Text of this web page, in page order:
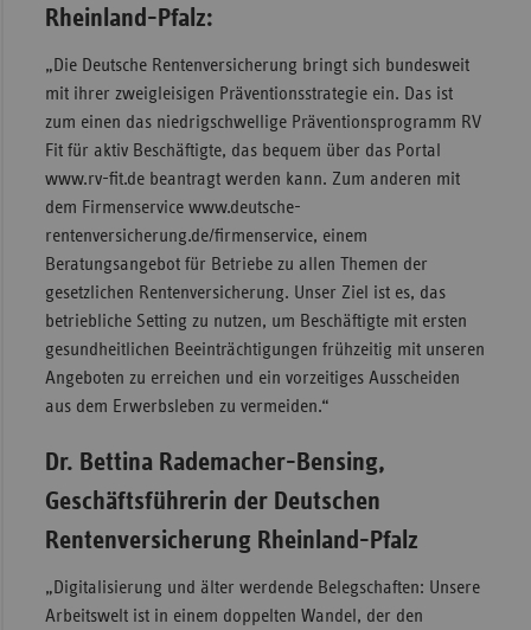
Rheinland-Pfalz:
„Die Deutsche Rentenversicherung bringt sich bundesweit
mit ihrer zweigleisigen Präventionsstrategie ein. Das ist
zum einen das niedrigschwellige Präventionsprogramm RV
Fit für aktiv Beschäftigte, das bequem über das Portal
www.rv-fit.de beantragt werden kann. Zum anderen mit
dem Firmenservice www.deutsche-
rentenversicherung.de/firmenservice, einem
Beratungsangebot für Betriebe zu allen Themen der
gesetzlichen Rentenversicherung. Unser Ziel ist es, das
betriebliche Setting zu nutzen, um Beschäftigte mit ersten
gesundheitlichen Beeinträchtigungen frühzeitig mit unseren
Angeboten zu erreichen und ein vorzeitiges Ausscheiden
aus dem Erwerbsleben zu vermeiden.“
Dr. Bettina Rademacher-Bensing,
Geschäftsführerin der Deutschen
Rentenversicherung Rheinland-Pfalz
„Digitalisierung und älter werdende Belegschaften: Unsere
Arbeitswelt ist in einem doppelten Wandel, der den